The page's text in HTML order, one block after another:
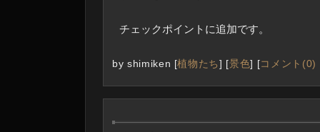
チェックポイントに追加です。
by shimiken [植物たち] [景色] [コメント(0)